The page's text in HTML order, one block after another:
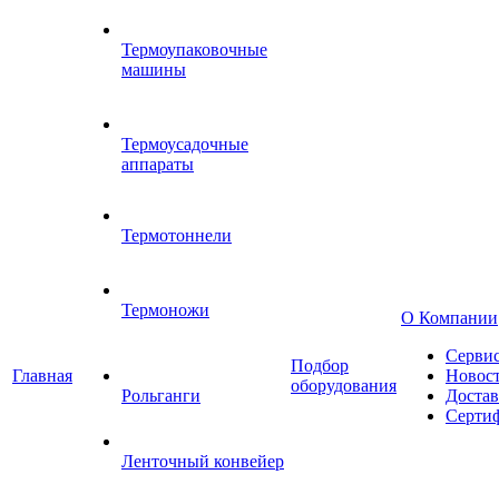
Главная
Термоупаковочные
машины
Термоусадочные
аппараты
Термотоннели
Термоножи
Рольганги
Ленточный конвейер
Подбор
оборудования
О Компании